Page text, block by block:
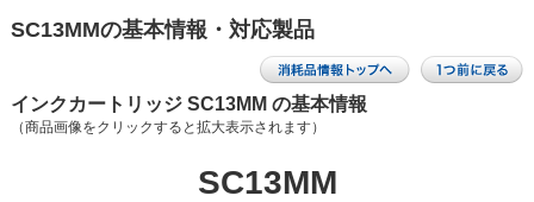
SC13MMの基本情報・対応製品
インクカートリッジ SC13MM の基本情報
（商品画像をクリックすると拡大表示されます）
SC13MM